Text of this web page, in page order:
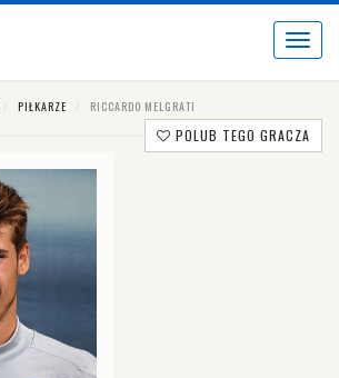
Toggle
PIŁKARZE RICCARDO MELGRATI
POLUB TEGO GRACZA